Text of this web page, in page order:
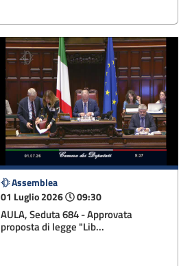
Assemblea
01 Luglio 2026
09:30
AULA, Seduta 684 - Approvata
proposta di legge "Lib...